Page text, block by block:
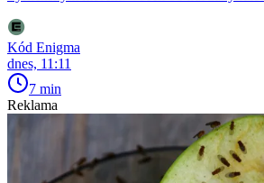
Kód Enigma
dnes, 11:11
7 min
Reklama